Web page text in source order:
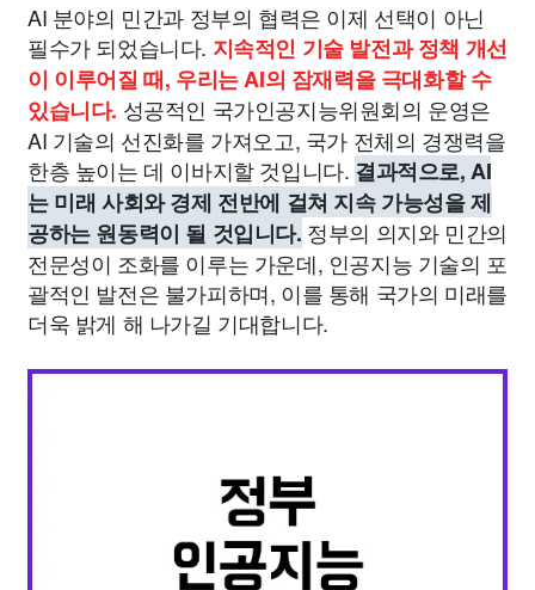
AI 분야의 민간과 정부의 협력은 이제 선택이 아닌
필수가 되었습니다. 지속적인 기술 발전과 정책 개선
이 이루어질 때, 우리는 AI의 잠재력을 극대화할 수
있습니다. 성공적인 국가인공지능위원회의 운영은
AI 기술의 선진화를 가져오고, 국가 전체의 경쟁력을
한층 높이는 데 이바지할 것입니다. 결과적으로, AI
는 미래 사회와 경제 전반에 걸쳐 지속 가능성을 제
공하는 원동력이 될 것입니다. 정부의 의지와 민간의
전문성이 조화를 이루는 가운데, 인공지능 기술의 포
괄적인 발전은 불가피하며, 이를 통해 국가의 미래를
더욱 밝게 해 나가길 기대합니다.